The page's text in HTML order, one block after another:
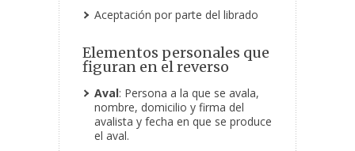
Aceptación por parte del librado
Elementos personales que
figuran en el reverso
Aval: Persona a la que se avala,
nombre, domicilio y firma del
avalista y fecha en que se produce
el aval.